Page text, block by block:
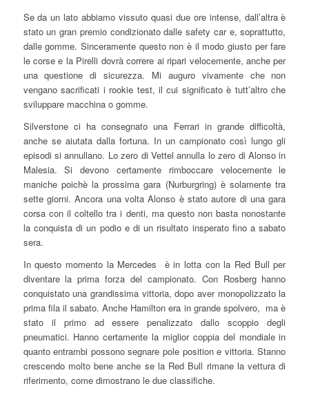
Se da un lato abbiamo vissuto quasi due ore intense, dall’altra è
stato un gran premio condizionato dalle safety car e, soprattutto,
dalle gomme. Sinceramente questo non è il modo giusto per fare
le corse e la Pirelli dovrà correre ai ripari velocemente, anche per
una questione di sicurezza. Mi auguro vivamente che non
vengano sacrificati i rookie test, il cui significato è tutt’altro che
sviluppare macchina o gomme.
Silverstone ci ha consegnato una Ferrari in grande difficoltà,
anche se aiutata dalla fortuna. In un campionato così lungo gli
episodi si annullano. Lo zero di Vettel annulla lo zero di Alonso in
Malesia. Si devono certamente rimboccare velocemente le
maniche poichè la prossima gara (Nurburgring) è solamente tra
sette giorni. Ancora una volta Alonso è stato autore di una gara
corsa con il coltello tra i denti, ma questo non basta nonostante
la conquista di un podio e di un risultato insperato fino a sabato
sera.
In questo momento la Mercedes è in lotta con la Red Bull per
diventare la prima forza del campionato. Con Rosberg hanno
conquistato una grandissima vittoria, dopo aver monopolizzato la
prima fila il sabato. Anche Hamilton era in grande spolvero, ma è
stato il primo ad essere penalizzato dallo scoppio degli
pneumatici. Hanno certamente la miglior coppia del mondiale in
quanto entrambi possono segnare pole position e vittoria. Stanno
crescendo molto bene anche se la Red Bull rimane la vettura di
riferimento, come dimostrano le due classifiche.